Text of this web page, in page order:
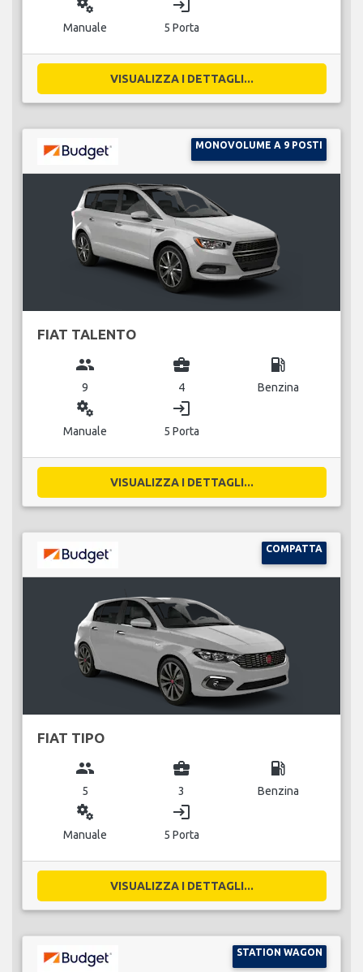
miscellaneous_services
Manuale
login
5 Porta
VISUALIZZA I DETTAGLI...
MONOVOLUME A 9 POSTI
FIAT TALENTO
group
9
business_center
4
local_gas_station
Benzina
miscellaneous_services
Manuale
login
5 Porta
VISUALIZZA I DETTAGLI...
COMPATTA
FIAT TIPO
group
5
business_center
3
local_gas_station
Benzina
miscellaneous_services
Manuale
login
5 Porta
VISUALIZZA I DETTAGLI...
STATION WAGON